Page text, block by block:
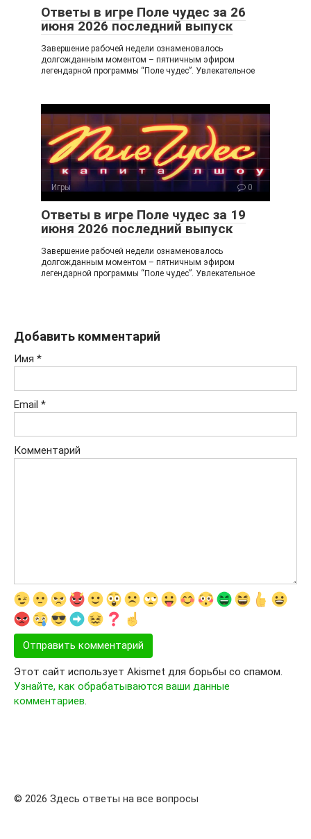
Ответы в игре Поле чудес за 26
июня 2026 последний выпуск
Завершение рабочей недели ознаменовалось
долгожданным моментом – пятничным эфиром
легендарной программы “Поле чудес”. Увлекательное
Игры 0
Ответы в игре Поле чудес за 19
июня 2026 последний выпуск
Завершение рабочей недели ознаменовалось
долгожданным моментом – пятничным эфиром
легендарной программы “Поле чудес”. Увлекательное
Добавить комментарий
Имя *
Email *
Комментарий
Этот сайт использует Akismet для борьбы со спамом.
Узнайте, как обрабатываются ваши данные
комментариев.
© 2026 Здесь ответы на все вопросы